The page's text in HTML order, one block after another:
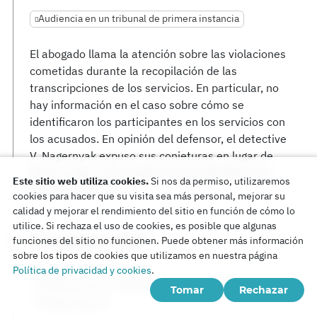
Audiencia en un tribunal de primera instancia
El abogado llama la atención sobre las violaciones
cometidas durante la recopilación de las
transcripciones de los servicios. En particular, no
hay información en el caso sobre cómo se
identificaron los participantes en los servicios con
los acusados. En opinión del defensor, el detective
V. Nagernyak expuso sus conjeturas en lugar de
previsto por la ley.
22 de agosto de 2024
Audiencia en un tribunal de primera instancia
Este sitio web utiliza cookies.Si nos da permiso, utilizaremos
cookies para hacer que su visita sea más personal, mejorar su
calidad y mejorar el rendimiento del sitio en función de cómo lo
utilice. Si rechaza el uso de cookies, es posible que algunas
funciones del sitio no funcionen. Puede obtener más información
sobre los tipos de cookies que utilizamos en nuestra página
Política de privacidad y cookies.
Tomar
Rechazar